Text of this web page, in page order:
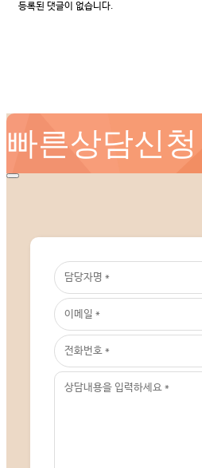
등록된 댓글이 없습니다.
빠른상담신청